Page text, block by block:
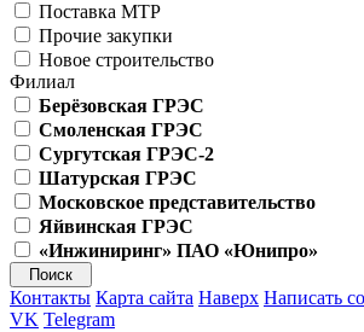
Поставка МТР
Прочие закупки
Новое строительство
Филиал
Берёзовская ГРЭС
Смоленская ГРЭС
Сургутская ГРЭС-2
Шатурская ГРЭС
Московское представительство
Яйвинская ГРЭС
«Инжиниринг» ПАО «Юнипро»
Контакты Карта сайта Наверх Написать
VK Telegram